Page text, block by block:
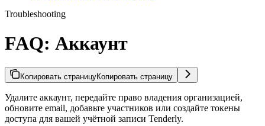
Troubleshooting
FAQ: Аккаунт
Копировать страницуКопировать страницу
Удалите аккаунт, передайте право владения организацией,
обновите email, добавьте участников или создайте токены
доступа для вашей учётной записи Tenderly.